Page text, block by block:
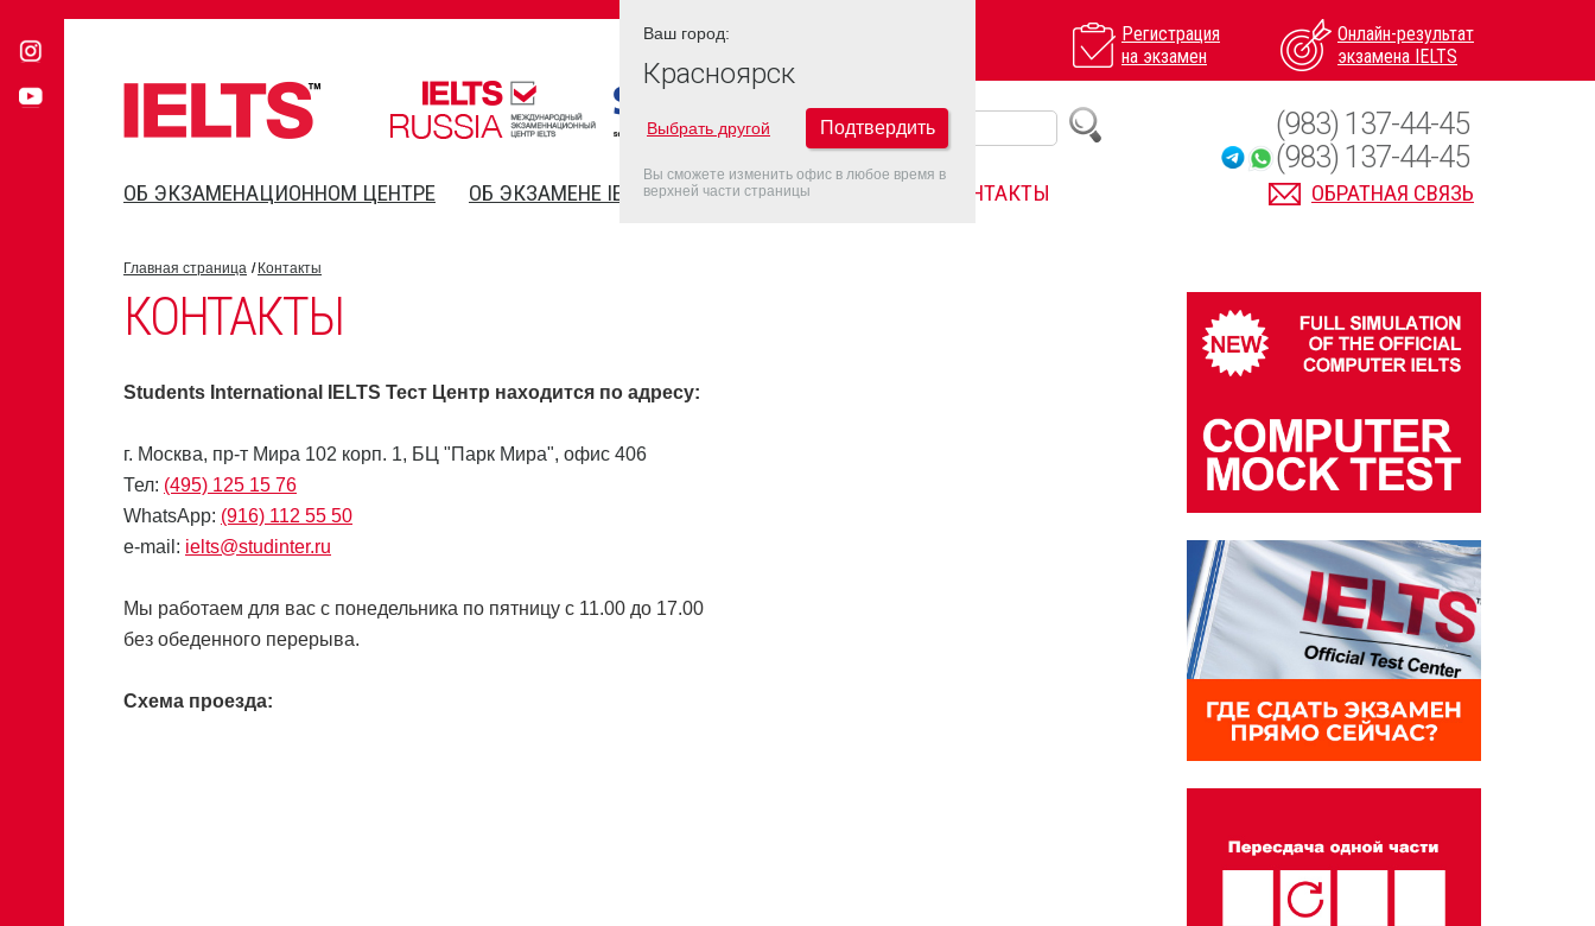
Регистрация
на экзамен
Онлайн-результат
экзамена IELTS
ОБ ЭКЗАМЕНАЦИОННОМ ЦЕНТРЕ ОБ ЭКЗАМЕНЕ IELTS FAQ ДАТЫ IELTS 2022 КОНТАКТЫ ОБРАТНАЯ СВЯЗЬ
(983) 137-44-45
(983) 137-44-45
Главная страница Контакты
КОНТАКТЫ
Students International IELTS Тест Центр находится по адресу:
г. Москва, пр-т Мира 102 корп. 1, БЦ "Парк Мира", офис 406
Тел: (495) 125 15 76
WhatsApp: (916) 112 55 50
e-mail: ielts@studinter.ru
Мы работаем для вас с понедельника по пятницу с 11.00 до 17.00
без обеденного перерыва.
Схема проезда:
Ваш город:
Красноярск
Выбрать другой Подтвердить
Вы сможете изменить офис в любое время в
верхней части страницы